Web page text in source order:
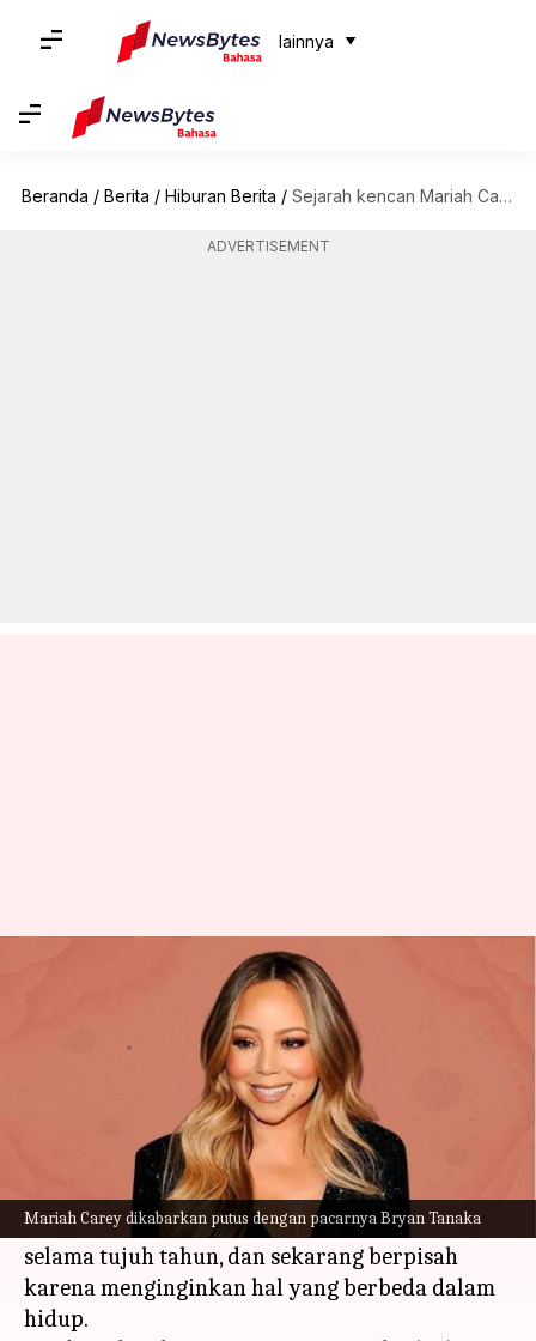
lainnya
Beranda / Berita / Hiburan Berita / Sejarah kencan Mariah Carey: Para pria dalam hidupnya
ADVERTISEMENT
Mariah Carey dikabarkan putus dengan pacarnya Bryan Tanaka
Sejarah kencan Mariah Carey:
Para pria dalam hidupnya
Dec 22, 2023 10:58 am
Penyanyi Mariah Carey dikabarkan telah putus
dengan pacar lamanya yang juga seorang
penari, Bryan Tanaka. Mereka berkencan
selama tujuh tahun, dan sekarang berpisah
karena menginginkan hal yang berbeda dalam
hidup.